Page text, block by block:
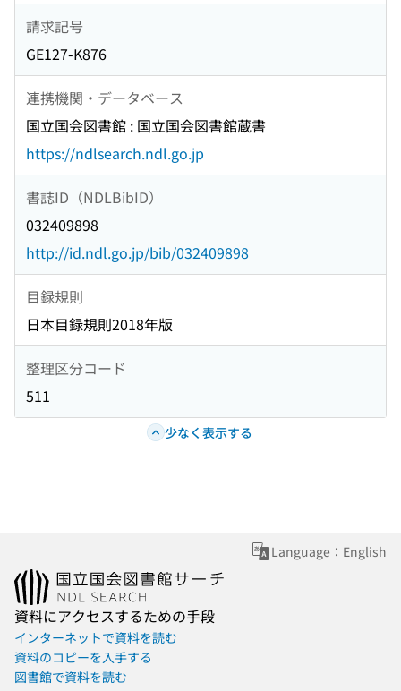
請求記号
GE127-K876
連携機関・データベース
国立国会図書館 : 国立国会図書館蔵書
https://ndlsearch.ndl.go.jp
書誌ID（NDLBibID）
032409898
http://id.ndl.go.jp/bib/032409898
目録規則
日本目録規則2018年版
整理区分コード
511
少なく表示する
Language：English
資料にアクセスするための手段
インターネットで資料を読む
資料のコピーを入手する
図書館で資料を読む